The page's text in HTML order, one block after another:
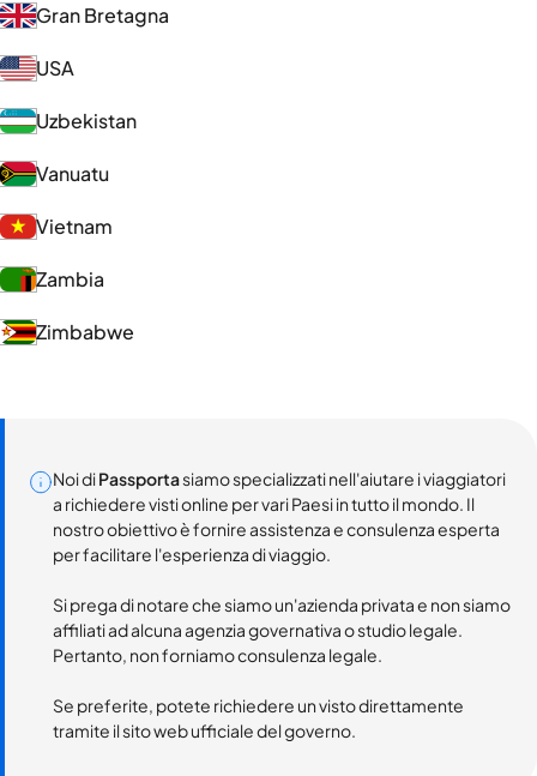
Gran Bretagna
USA
Uzbekistan
Vanuatu
Vietnam
Zambia
Zimbabwe
Noi diPassportasiamo specializzati nell'aiutare i viaggiatori
a richiedere visti online per vari Paesi in tutto il mondo. Il
nostro obiettivo è fornire assistenza e consulenza esperta
per facilitare l'esperienza di viaggio.
Si prega di notare che siamo un'azienda privata e non siamo
affiliati ad alcuna agenzia governativa o studio legale.
Pertanto, non forniamo consulenza legale.
Se preferite, potete richiedere un visto direttamente
tramite il sito web ufficiale del governo.